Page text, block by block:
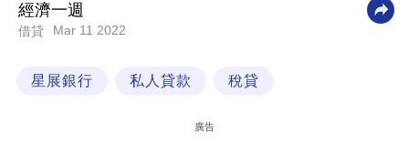
技
經濟一週
借貸 Mar 11 2022
星展銀行 私人貸款 稅貸
廣告